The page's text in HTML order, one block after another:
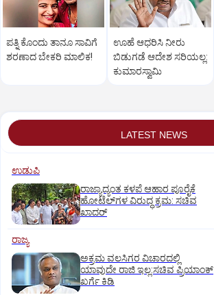
ಪತ್ನಿ ಕೊಂದು ತಾನೂ ಸಾವಿಗೆ
ಶರಣಾದ ಬೇಕರಿ ಮಾಲಿಕ!
ಊಹೆ ಆಧರಿಸಿ ನೀರು
ಬಿಡುಗಡೆ ಆದೇಶ ಸರಿಯಲ್ಲ:
ಕುಮಾರಸ್ವಾಮಿ
LATEST NEWS
ಉಡುಪಿ
ರಾಜ್ಯಾದ್ಯಂತ ಕಳಪೆ ಆಹಾರ ಪೂರೈಕೆ
ಹೋಟೆಲ್‌ಗಳ ವಿರುದ್ಧ ಕ್ರಮ: ಸಚಿವ
ಖಾದರ್
ರಾಜ್ಯ
ಅಕ್ರಮ ವಲಸಿಗರ ವಿಚಾರದಲ್ಲಿ
ಯಾವುದೇ ರಾಜಿ ಇಲ್ಲ:ಸಚಿವ ಪ್ರಿಯಾಂಕ್
ಖರ್ಗೆ ಕಿಡಿ